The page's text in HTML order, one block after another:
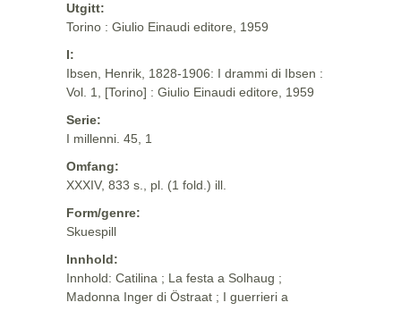
Utgitt:
Torino : Giulio Einaudi editore, 1959
I:
Ibsen, Henrik, 1828-1906: I drammi di Ibsen :
Vol. 1, [Torino] : Giulio Einaudi editore, 1959
Serie:
I millenni. 45, 1
Omfang:
XXXIV, 833 s., pl. (1 fold.) ill.
Form/genre:
Skuespill
Innhold:
Innhold: Catilina ; La festa a Solhaug ;
Madonna Inger di Östraat ; I guerrieri a